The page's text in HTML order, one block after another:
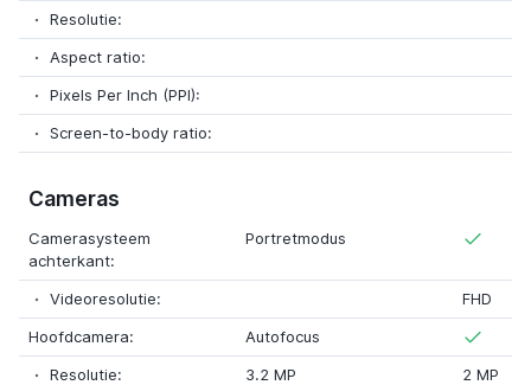
Resolutie:
Aspect ratio:
Pixels Per Inch (PPI):
Screen-to-body ratio:
Cameras
Camerasysteem
achterkant:
Portretmodus
Videoresolutie:
FHD
Hoofdcamera:
Autofocus
Resolutie:
3.2 MP
2 MP